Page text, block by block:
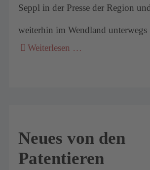
Seppl in der Presse der Region
weiterhin im Wendland unterwegs
Weiterlesen …
Neues von den
Patentieren